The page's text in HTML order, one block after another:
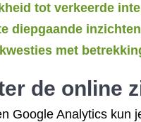
tot verkeerde
diepgaande
met
de online
Google Analytics kun